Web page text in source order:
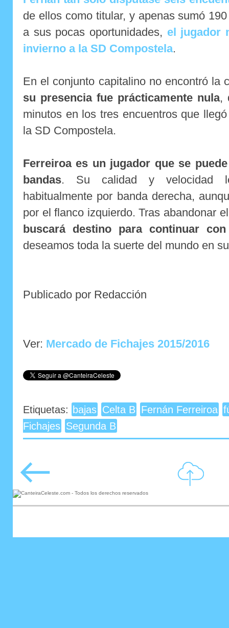
de ellos como titular, y apenas sumó
a sus pocas oportunidades, el jugador
invierno a la SD Compostela.
En el conjunto capitalino no encontró la
su presencia fue prácticamente nula,
minutos en los tres encuentros que
la SD Compostela.
Ferreiroaes un jugador que se
bandas. Su calidad y velocidad le
habitualmente por banda derecha,
por el flanco izquierdo. Tras abandonar
buscará destino para continuar
deseamos toda la suerte del mundo en
Publicado por Redacción
Ver: Mercado de Fichajes 2015/2016
Etiquetas: bajas Celta B Fernán Ferreiroa
Fichajes Segunda B